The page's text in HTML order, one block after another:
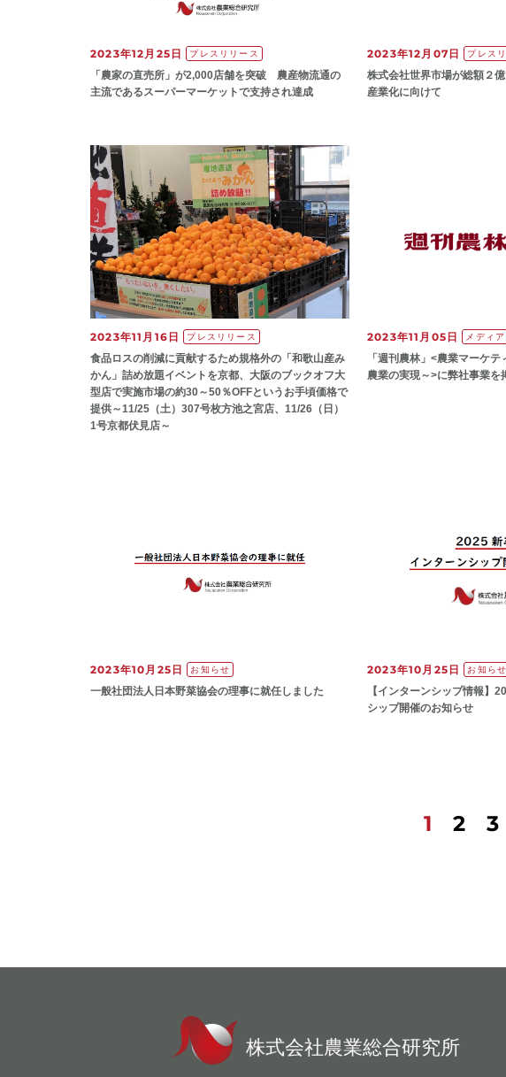
2023年12月25日 プレスリリース
「農家の直売所」が2,000店舗を突破 農産物流通の
主流であるスーパーマーケットで支持され達成
2023年12月07日 プレス
株式会社世界市場が総額２
産業化に向けて
2023年11月16日 プレスリリース
食品ロスの削減に貢献するため規格外の「和歌山産み
かん」詰め放題イベントを京都、大阪のブックオフ大
型店で実施市場の約30～50％OFFというお手頃価格で
提供～11/25（土）307号枚方池之宮店、11/26（日）
1号京都伏見店～
2023年11月05日 メディア
「週刊農林」<農業マーケ
農業の実現～>に弊社事業を
2023年10月25日 お知らせ
一般社団法人日本野菜協会の理事に就任しました
2023年10月25日 お知らせ
【インターンシップ情報】
シップ開催のお知らせ
1 2 3
株式会社農業総合研究所